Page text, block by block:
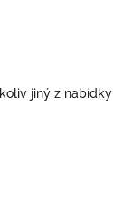
jiný z nabídky